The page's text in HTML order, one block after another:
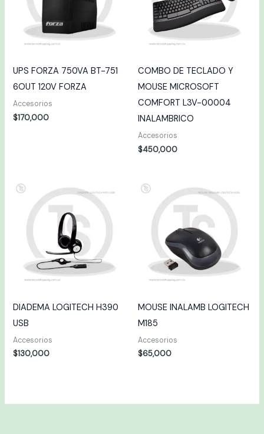
UPS FORZA 750VA BT-751
6OUT 120V FORZA
Accesorios
$170,000
COMBO DE TECLADO Y
MOUSE MICROSOFT
COMFORT L3V-00004
INALAMBRICO
Accesorios
$450,000
DIADEMA LOGITECH H390
USB
Accesorios
$130,000
MOUSE INALAMB LOGITECH
M185
Accesorios
$65,000